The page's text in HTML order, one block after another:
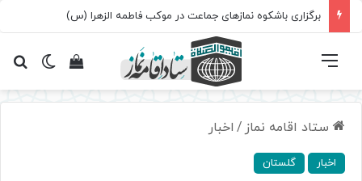
برگزاری باشکوه نمازهای جماعت در موکب فاطمه الزهرا (س)
تغییرمشاهده فهرست
ستاد اقامه نماز / اخبار
اخبار گلستان